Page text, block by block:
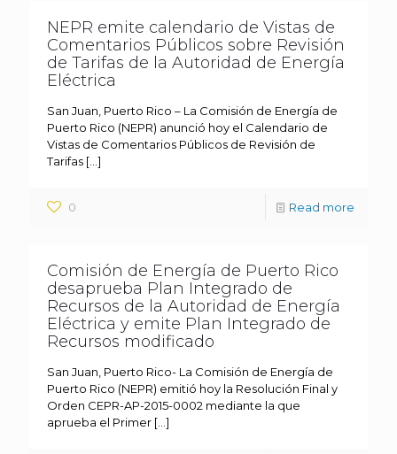
NEPR emite calendario de Vistas de
Comentarios Públicos sobre Revisión
de Tarifas de la Autoridad de Energía
Eléctrica
San Juan, Puerto Rico – La Comisión de Energía de
Puerto Rico (NEPR) anunció hoy el Calendario de
Vistas de Comentarios Públicos de Revisión de
Tarifas […]
0 Read more
Comisión de Energía de Puerto Rico
desaprueba Plan Integrado de
Recursos de la Autoridad de Energía
Eléctrica y emite Plan Integrado de
Recursos modificado
San Juan, Puerto Rico- La Comisión de Energía de
Puerto Rico (NEPR) emitió hoy la Resolución Final y
Orden CEPR-AP-2015-0002 mediante la que
aprueba el Primer […]